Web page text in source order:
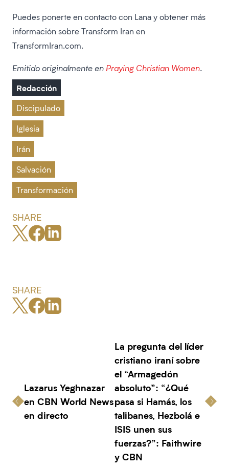
Puedes ponerte en contacto con Lana y obtener más
información sobre Transform Iran en
TransformIran.com.
Emitido originalmente en Praying Christian Women.
Redacción
Discipulado
Iglesia
Irán
Salvación
Transformación
SHARE
SHARE
Lazarus Yeghnazar
en CBN World News
en directo
La pregunta del líder
cristiano iraní sobre
el “Armagedón
absoluto”: “¿Qué
pasa si Hamás, los
talibanes, Hezbolá e
ISIS unen sus
fuerzas?”: Faithwire
y CBN